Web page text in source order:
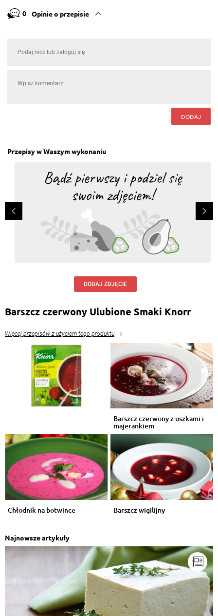
0 Opinie o przepisie
DODAJ
Przepisy w Waszym wykonaniu
DODAJ ZDJĘCIE
Barszcz czerwony Ulubione Smaki Knorr
Więcej przepisów z użyciem tego produktu
Barszcz czerwony z uszkami i
majerankiem
Chłodnik na botwince Barszcz wigilijny
Najnowsze artykuły